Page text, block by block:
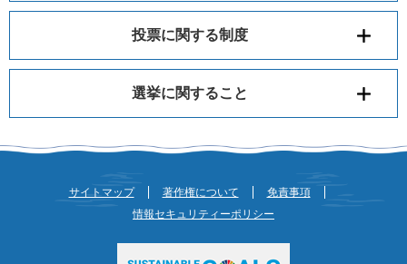
投票に関する制度
選挙に関すること
サイトマップ 著作権について
免責事項
情報セキュリティーポリシー